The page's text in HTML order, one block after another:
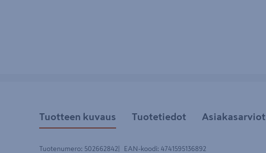
Tuotteen kuvaus Tuotetiedot Asiakasarviot
Tuotenumero: 502662842 EAN-koodi: 4741595136892